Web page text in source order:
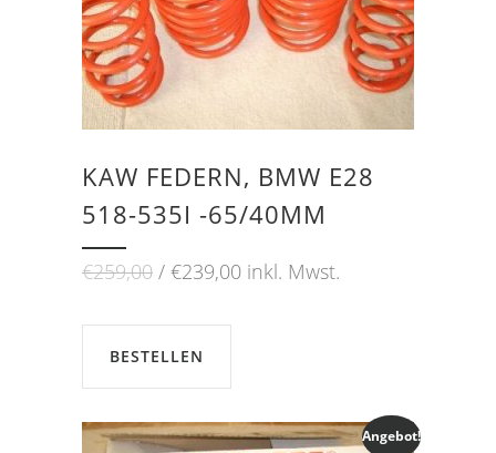
KAW FEDERN, BMW E28
518-535I -65/40MM
€259,00Ursprünglicher
€259,00
€239,00Aktueller
inkl. Mwst.
BESTELLEN
Angebot!